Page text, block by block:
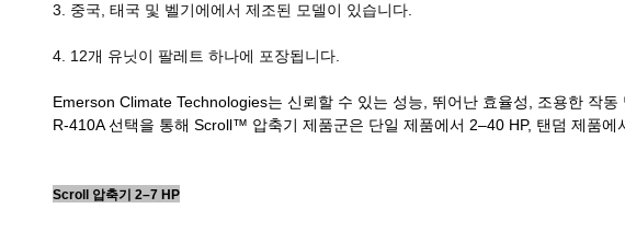
3. 중국, 태국 및 벨기에에서 제조된 모델이 있습니다.
4. 12개 유닛이 팔레트 하나에 포장됩니다.
Emerson Climate Technologies는 신뢰할 수 있는 성능, 뛰어난 효율성, 조용한 작
R-410A 선택을 통해 Scroll™ 압축기 제품군은 단일 제품에서 2–40 HP, 탠덤 제품에
Scroll 압축기 2–7 HP